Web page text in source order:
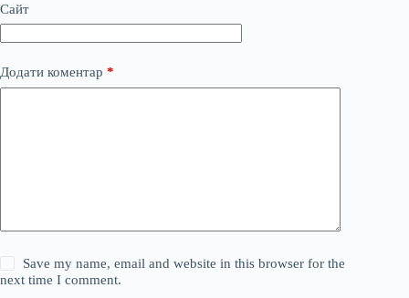
Сайт
Додати коментар *
Save my name, email and website in this browser for the
next time I comment.